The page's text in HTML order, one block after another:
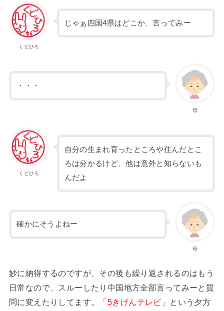
くどひろ
じゃぁ四国4県はどこか、言ってみー
母
・・・
くどひろ
自分の生まれ育ったところや住んだとこ
ろは分かるけど、他は意外と知らないも
んだよ
母
確かにそうよねー
妙に納得するのですが、その後も繰り返されるのはもう
日常なので、スルーしたり中国地方全部言ってみーと質
問に変えたりしてます。
「5きげんテレビ」
という夕方